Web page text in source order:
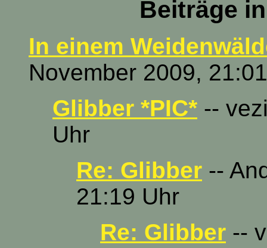
Beiträge
In einem
November 2009,
Glibber *PIC* --
Uhr
Re: Glibber --
21:19 Uhr
Re: Glibber --